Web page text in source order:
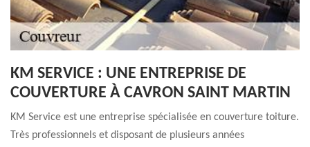
KM SERVICE : UNE ENTREPRISE DE
COUVERTURE À CAVRON SAINT MARTIN
KM Service est une entreprise spécialisée en couverture toiture.
Très professionnels et disposant de plusieurs années